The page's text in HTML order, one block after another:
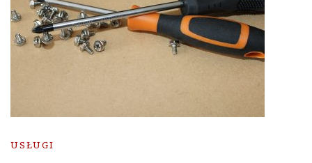
USŁUGI